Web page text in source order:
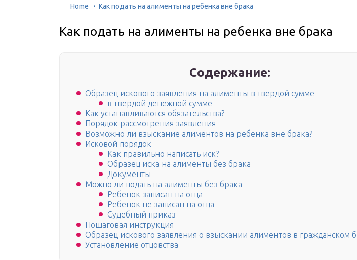
Home Как подать на алименты на ребенка вне брака
Как подать на алименты на ребенка вне брака
Содержание:
Образец искового заявления на алименты в твердой сумме
в твердой денежной сумме
Как устанавливаются обязательства?
Порядок рассмотрения заявления
Возможно ли взыскание алиментов на ребенка вне брака?
Исковой порядок
Как правильно написать иск?
Образец иска на алименты без брака
Документы
Можно ли подать на алименты без брака
Ребенок записан на отца
Ребенок не записан на отца
Судебный приказ
Пошаговая инструкция
Образец искового заявления о взыскании алиментов в гражданском
Установление отцовства